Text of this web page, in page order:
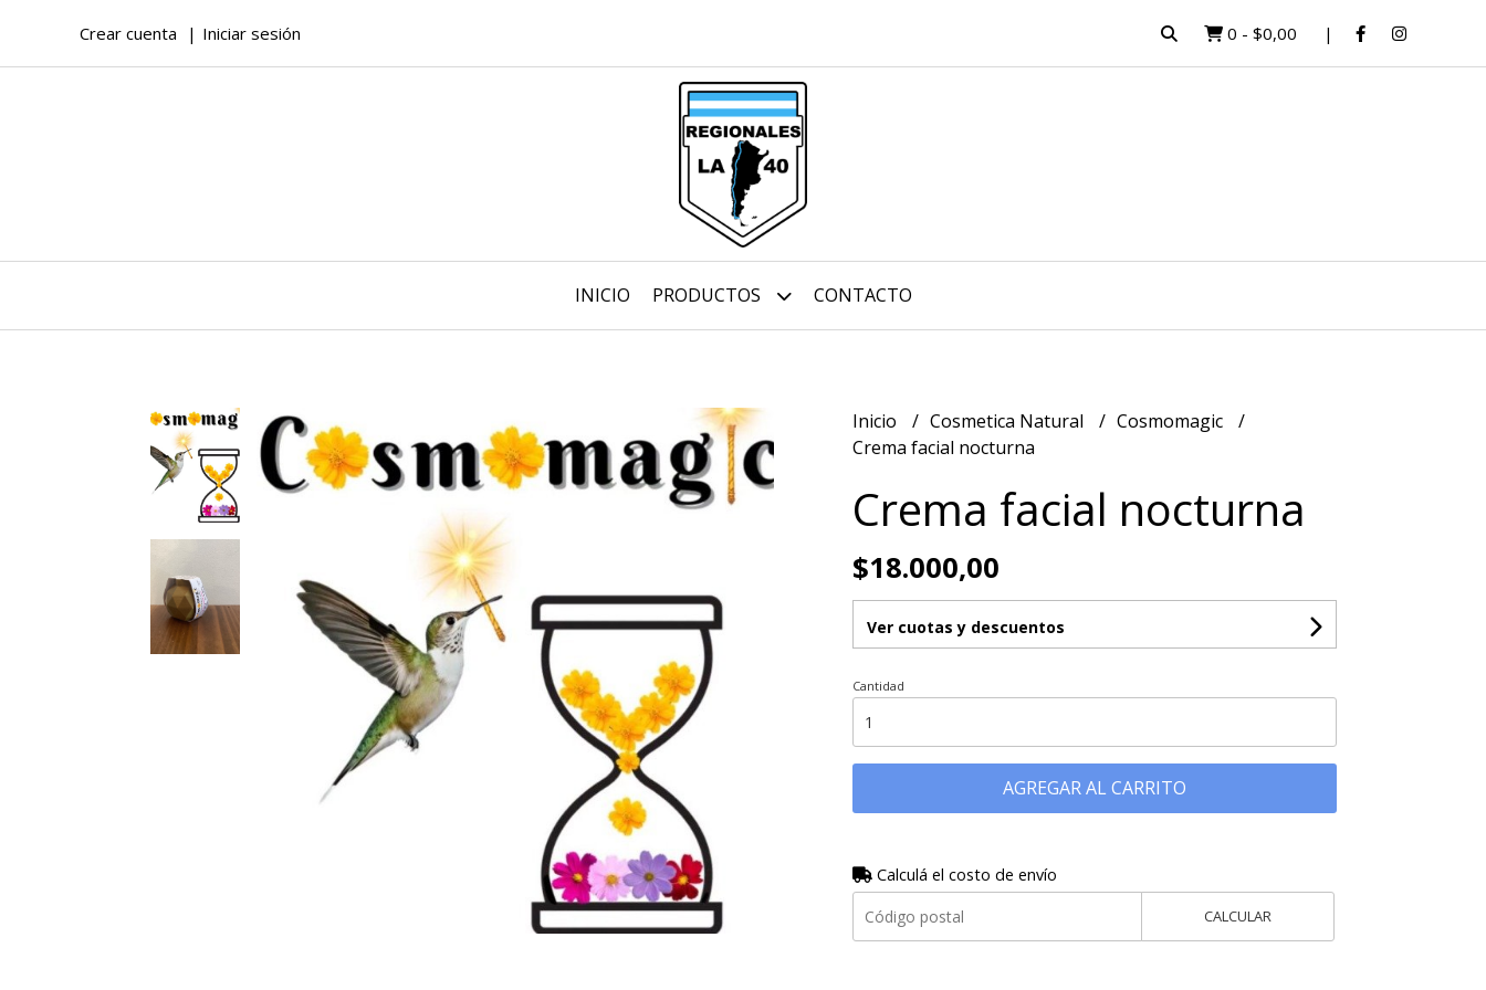
Crear cuenta Iniciar sesión 0 - $0,00
INICIO PRODUCTOS CONTACTO
Inicio Cosmetica Natural
Cosmomagic
Crema facial nocturna
Crema facial nocturna
$18.000,00
Ver cuotas y descuentos
Cantidad
AGREGAR AL CARRITO
Calculá el costo de envío
CALCULAR